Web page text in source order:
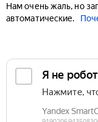
Нам очень жаль, но
автоматические.